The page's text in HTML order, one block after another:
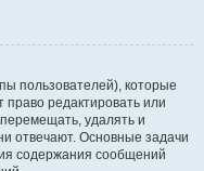
пользователей), которые
редактировать или
удалять и
отвечают. Основные задачи
содержания сообщений